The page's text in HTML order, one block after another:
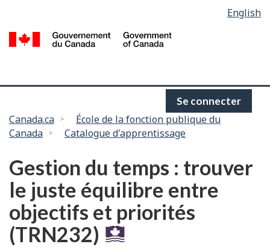
contenu
selection
English
Se connecter
Vous
êtes
Canada.ca
École de la fonction publique du
Canada
Catalogue d'apprentissage
Gestion du temps : trouver
le juste équilibre entre
objectifs et priorités
(TRN232)